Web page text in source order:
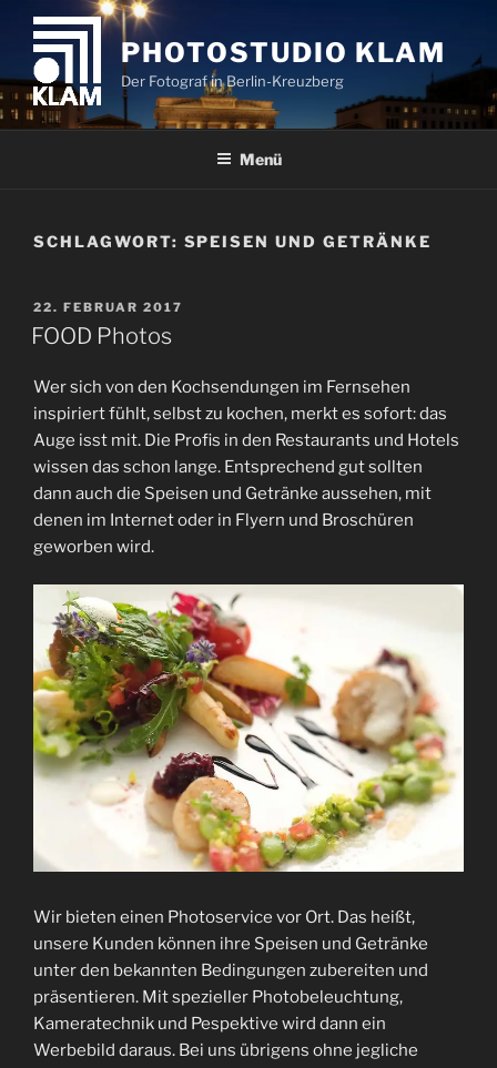
Zum
Inhalt
springen
PHOTOSTUDIO KLAM
Der Fotograf in Berlin-Kreuzberg
Menü
SCHLAGWORT: SPEISEN UND GETRÄNKE
VERÖFFENTLICHT
AM
22. FEBRUAR 2017
FOOD Photos
Wer sich von den Kochsendungen im Fernsehen
inspiriert fühlt, selbst zu kochen, merkt es sofort: das
Auge isst mit. Die Profis in den Restaurants und Hotels
wissen das schon lange. Entsprechend gut sollten
dann auch die Speisen und Getränke aussehen, mit
denen im Internet oder in Flyern und Broschüren
geworben wird.
Wir bieten einen Photoservice vor Ort. Das heißt,
unsere Kunden können ihre Speisen und Getränke
unter den bekannten Bedingungen zubereiten und
präsentieren. Mit spezieller Photobeleuchtung,
Kameratechnik und Pespektive wird dann ein
Werbebild daraus. Bei uns übrigens ohne jegliche